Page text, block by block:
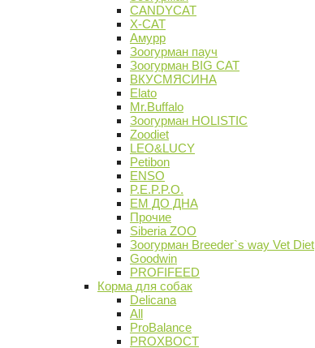
CANDYCAT
X-CAT
Амурр
Зоогурман пауч
Зоогурман BIG CAT
ВКУСМЯСИНА
Elato
Mr.Buffalo
Зоогурман HOLISTIC
Zoodiet
LEO&LUCY
Petibon
ENSO
P.E.P.P.O.
ЕМ ДО ДНА
Прочие
Siberia ZOO
Зоогурман Breeder`s way Vet Diet
Goodwin
PROFIFEED
Корма для собак
Delicana
All
ProBalance
PROХВОСТ